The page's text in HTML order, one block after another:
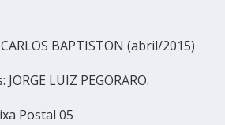
BAPTISTON (abril/2015)
LUIZ PEGORARO.
Postal 05